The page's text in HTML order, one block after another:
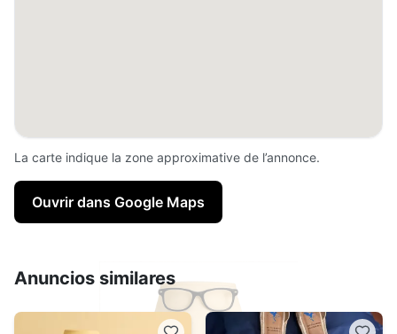
La carte indique la zone approximative de l’annonce.
Ouvrir dans Google Maps
Anuncios similares